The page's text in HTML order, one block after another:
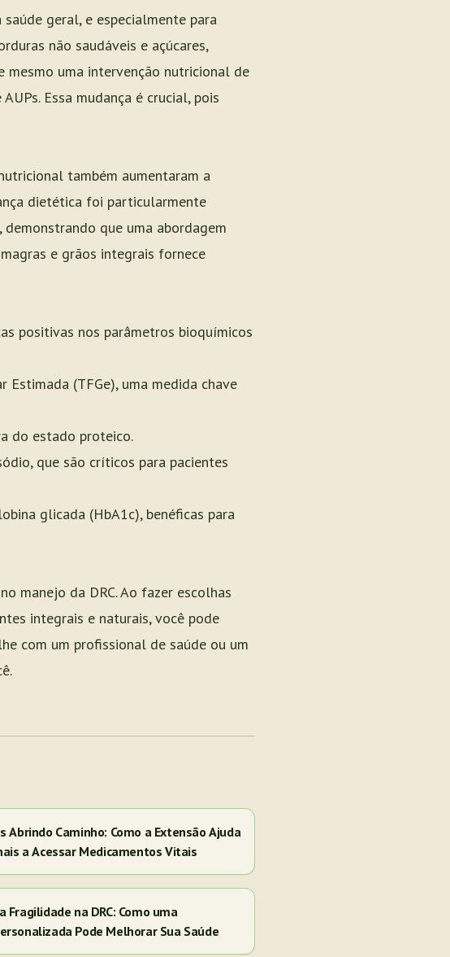
geral, e especialmente para
não saudáveis e açúcares,
mesmo uma intervenção nutricional de
Essa mudança é crucial, pois
também aumentaram a
dietética foi particularmente
que uma abordagem
e grãos integrais fornece
positivas nos parâmetros bioquímicos
(TFGe), uma medida chave
do estado proteico.
que são críticos para pacientes
glicada (HbA1c), benéficas para
manejo da DRC. Ao fazer escolhas
integrais e naturais, você pode
com um profissional de saúde ou um
Abrindo Caminho: Como a Extensão Ajuda
a Acessar Medicamentos Vitais
Fragilidade na DRC: Como uma
Pode Melhorar Sua Saúde